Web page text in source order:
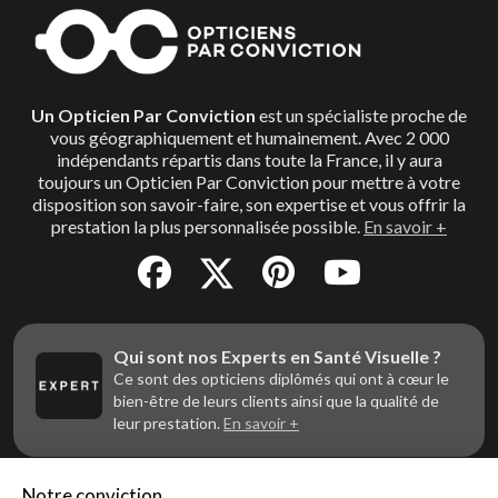
Un Opticien Par Conviction est un spécialiste proche de
vous géographiquement et humainement. Avec 2 000
indépendants répartis dans toute la France, il y aura
toujours un Opticien Par Conviction pour mettre à votre
disposition son savoir-faire, son expertise et vous offrir la
prestation la plus personnalisée possible. En savoir +
Qui sont nos Experts en Santé Visuelle ?
Ce sont des opticiens diplômés qui ont à cœur le
bien-être de leurs clients ainsi que la qualité de
leur prestation. En savoir +